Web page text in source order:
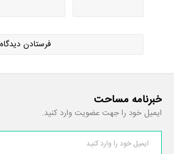
خبرنامه مساحت
ایمیل خود را جهت عضویت وارد کنید.